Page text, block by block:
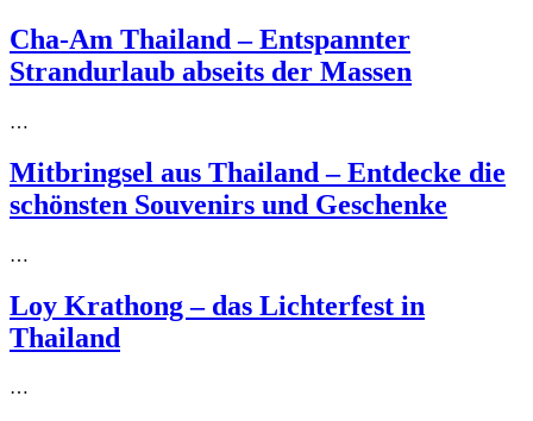
Cha-Am Thailand – Entspannter
Strandurlaub abseits der Massen
…
Mitbringsel aus Thailand – Entdecke die
schönsten Souvenirs und Geschenke
…
Loy Krathong – das Lichterfest in
Thailand
…